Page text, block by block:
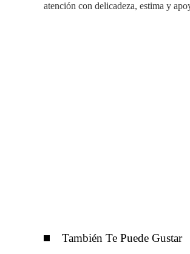
atención con delicadeza, estima y
También Te Puede Gustar